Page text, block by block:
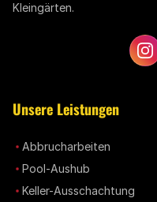
Kleingärten.
Unsere Leistungen
Abbrucharbeiten
Pool-Aushub
Keller-Ausschachtung